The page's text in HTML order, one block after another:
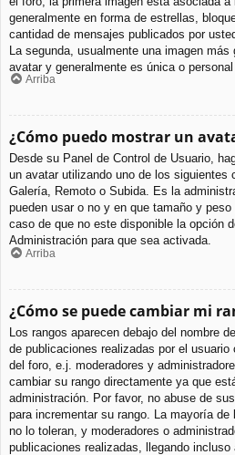
generalmente en forma de estrellas,
cantidad de mensajes publicados por
La segunda, usualmente una imagen
avatar y generalmente es única o personal
Arriba
¿Cómo puedo mostrar un
Desde su Panel de Control de Usuario,
un avatar utilizando uno de los siguientes
Galería, Remoto o Subida. Es la
pueden usar o no y en que tamaño y
caso de que no este disponible la opción
Administración para que sea activada.
Arriba
¿Cómo se puede cambiar mi
Los rangos aparecen debajo del nombre
de publicaciones realizadas por el
del foro, e.j. moderadores y
cambiar su rango directamente ya que
administración. Por favor, no abuse de
para incrementar su rango. La mayoría de
no lo toleran, y moderadores o
publicaciones realizadas, llegando